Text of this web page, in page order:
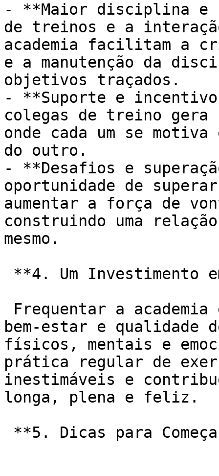
- **Maior disciplina e
de treinos e a
academia facilitam a
e a manutenção da
objetivos traçados.
- **Suporte e
colegas de treino gera
onde cada um se
do outro.
- **Desafios e
oportunidade de
aumentar a força de
construindo uma
mesmo.
bem-estar e qualidade
físicos, mentais e
prática regular de
inestimáveis e
longa, plena e feliz.